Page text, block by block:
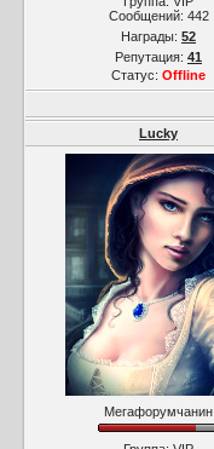
Сообщений: 442
Награды: 52
Репутация: 41
Статус: Offline
Lucky
Мегафорумчанин